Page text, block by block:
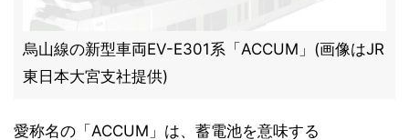
烏山線の新型車両EV-E301系「ACCUM」(画像はJR
東日本大宮支社提供)
愛称名の「ACCUM」は、蓄電池を意味する